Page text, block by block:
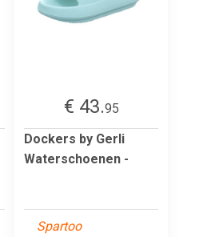
€ 43.95
Dockers by Gerli
Waterschoenen -
Spartoo